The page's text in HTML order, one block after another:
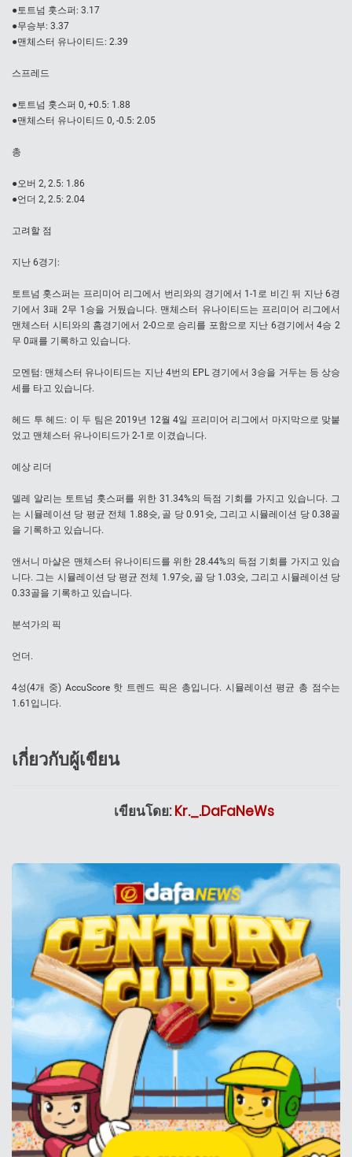
●토트넘 훗스퍼: 3.17
●무승부: 3.37
●맨체스터 유나이티드: 2.39
스프레드
●토트넘 훗스퍼 0, +0.5: 1.88
●맨체스터 유나이티드 0, -0.5: 2.05
총
●오버 2, 2.5: 1.86
●언더 2, 2.5: 2.04
고려할 점
지난 6경기:
토트넘 홋스퍼는 프리미어 리그에서 번리와의 경기에서 1-1로 비긴 뒤 지난 6경
기에서 3패 2무 1승을 거뒀습니다. 맨체스터 유나이티드는 프리미어 리그에서
맨체스터 시티와의 홈경기에서 2-0으로 승리를 포함으로 지난 6경기에서 4승 2
무 0패를 기록하고 있습니다.
모멘텀: 맨체스터 유나이티드는 지난 4번의 EPL 경기에서 3승을 거두는 등 상승
세를 타고 있습니다.
헤드 투 헤드: 이 두 팀은 2019년 12월 4일 프리미어 리그에서 마지막으로 맞붙
었고 맨체스터 유나이티드가 2-1로 이겼습니다.
예상 리더
델레 알리는 토트넘 훗스퍼를 위한 31.34%의 득점 기회를 가지고 있습니다. 그
는 시뮬레이션 당 평균 전체 1.88슛, 골 당 0.91슛, 그리고 시뮬레이션 당 0.38골
을 기록하고 있습니다.
앤서니 마샬은 맨체스터 유나이티드를 위한 28.44%의 득점 기회를 가지고 있습
니다. 그는 시뮬레이션 당 평균 전체 1.97슛, 골 당 1.03슛, 그리고 시뮬레이션 당
0.33골을 기록하고 있습니다.
분석가의 픽
언더.
4성(4개 중) AccuScore 핫 트렌드 픽은 총입니다. 시뮬레이션 평균 총 점수는
1.61입니다.
เกี่ยวกับผู้เขียน
เขียนโดย:Kr._.DaFaNeWs